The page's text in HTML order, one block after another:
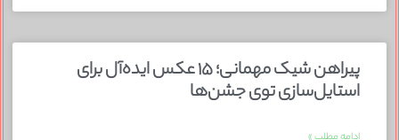
پیراهن شیک مهمانی؛ ۱۵ عکس ایده‌آل برای
استایل‌سازی توی جشن‌ها